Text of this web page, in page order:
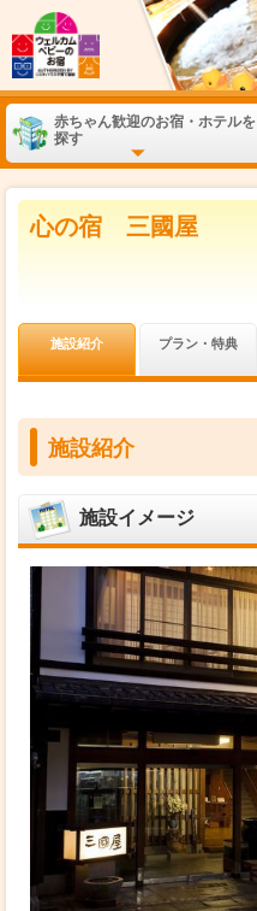
赤ちゃん歓迎のお宿・ホテルを
探す
心の宿 三國屋
施設紹介 プラン・特典
施設紹介
施設イメージ